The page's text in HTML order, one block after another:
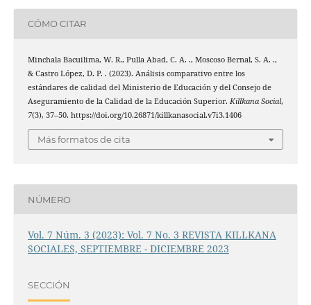
CÓMO CITAR
Minchala Bacuilima, W. R., Pulla Abad, C. A. ., Moscoso Bernal, S. A. .,
& Castro López, D. P. . (2023). Análisis comparativo entre los
estándares de calidad del Ministerio de Educación y del Consejo de
Aseguramiento de la Calidad de la Educación Superior. Killkana Social,
7(3), 37–50. https://doi.org/10.26871/killkanasocial.v7i3.1406
Más formatos de cita
NÚMERO
Vol. 7 Núm. 3 (2023): Vol. 7 No. 3 REVISTA KILLKANA
SOCIALES, SEPTIEMBRE - DICIEMBRE 2023
SECCIÓN